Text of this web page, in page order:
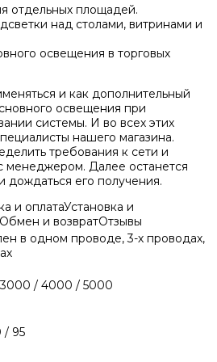
отдельных площадей.
над столами, витринами и
освещения в торговых
и как дополнительный
освещения при
системы. И во всех этих
нашего магазина.
требования к сети и
менеджером. Далее останется
дождаться его получения.
и оплатаУстановка и
Обмен и возвратОтзывы
в одном проводе, 3-х проводах,
/ 4000 / 5000
/ 95